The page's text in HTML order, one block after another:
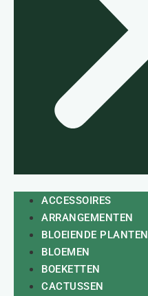
ACCESSOIRES
ARRANGEMENTEN
BLOEIENDE PLANTEN
BLOEMEN
BOEKETTEN
CACTUSSEN